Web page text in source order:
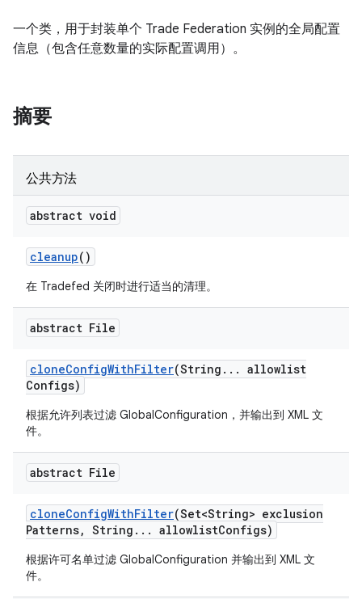
一个类，用于封装单个 Trade Federation 实例的全局配置
信息（包含任意数量的实际配置调用）。
摘要
公共方法
abstract void
cleanup()
在 Tradefed 关闭时进行适当的清理。
abstract File
cloneConfigWithFilter(String . . . allowlist
Configs)
根据允许列表过滤 GlobalConfiguration，并输出到 XML 文
件。
abstract File
cloneConfigWithFilter(Set<String> exclusion
Patterns, String . . . allowlistConfigs)
根据许可名单过滤 GlobalConfiguration 并输出到 XML 文
件。